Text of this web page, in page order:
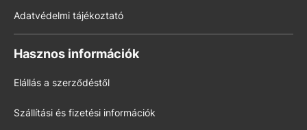
Adatvédelmi tájékoztató
Hasznos információk
Elállás a szerződéstől
Szállítási és fizetési információk